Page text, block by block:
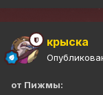
крыска
от Пижмы: